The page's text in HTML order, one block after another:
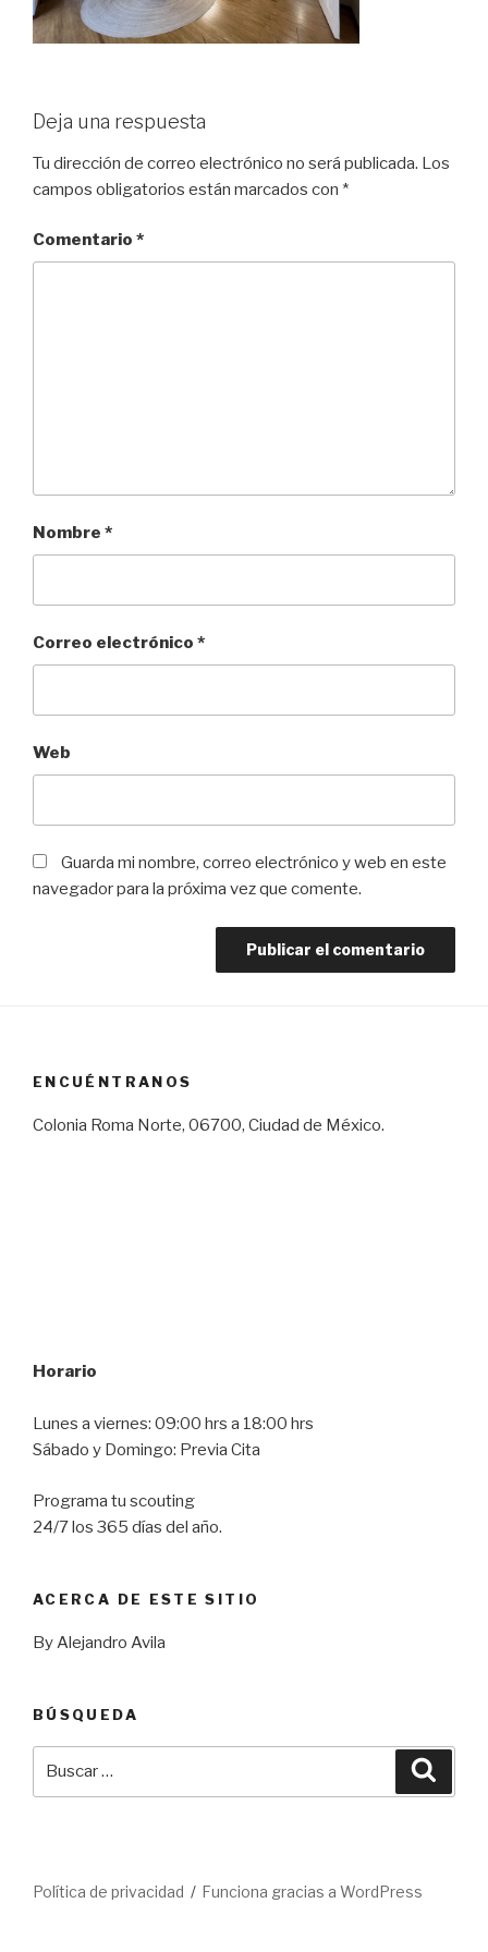
Deja una respuesta
Tu dirección de correo electrónico no será publicada. Los
campos obligatorios están marcados con *
Comentario *
Nombre *
Correo electrónico *
Web
Guarda mi nombre, correo electrónico y web en este
navegador para la próxima vez que comente.
ENCUÉNTRANOS
Colonia Roma Norte, 06700, Ciudad de México.
Horario
Lunes a viernes: 09:00 hrs a 18:00 hrs
Sábado y Domingo: Previa Cita
Programa tu scouting
24/7 los 365 días del año.
ACERCA DE ESTE SITIO
By Alejandro Avila
BÚSQUEDA
Política de privacidad Funciona gracias a WordPress